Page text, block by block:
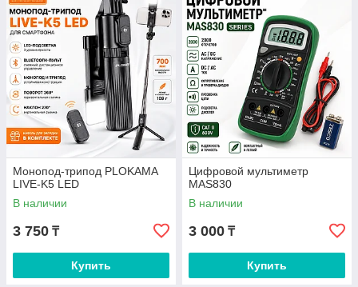
Монопод-трипод PLOKAMA
LIVE-K5 LED
В наличии
3 750 ₸
Купить
Цифровой мультиметр
MAS830
В наличии
3 000 ₸
Купить